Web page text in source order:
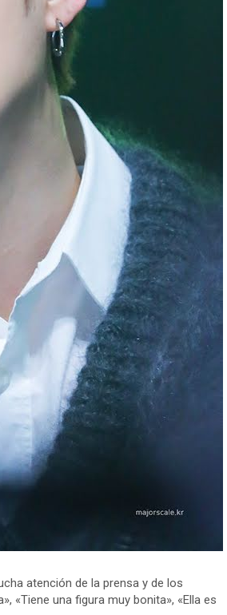
atención de la prensa y de los
«Tiene una figura muy bonita», «Ella es